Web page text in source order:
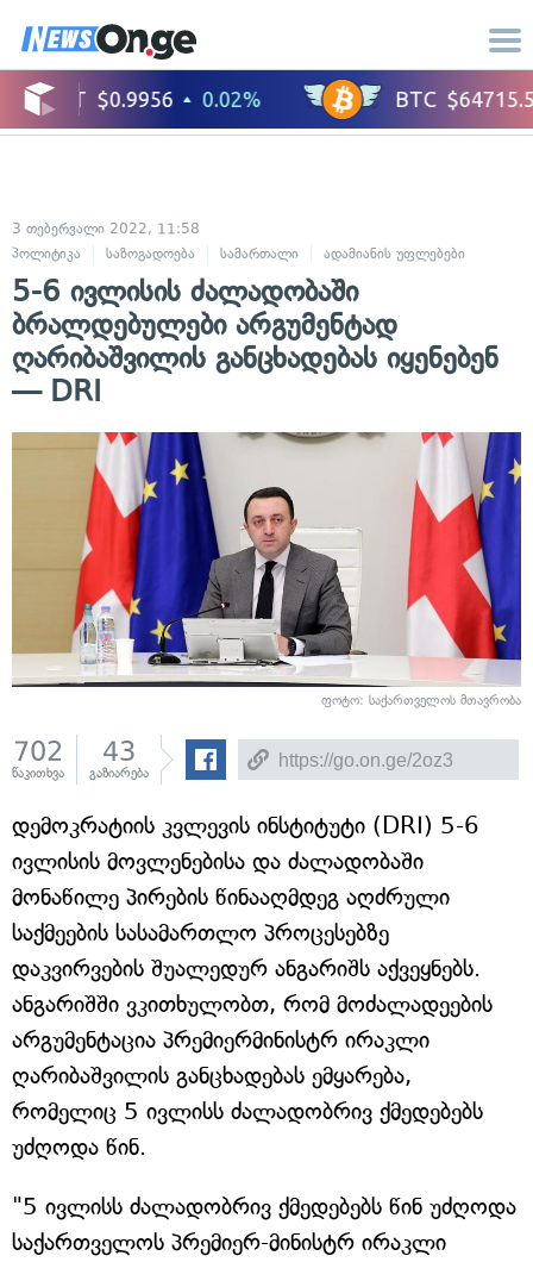
3 თებერვალი 2022, 11:58
პოლიტიკა
საზოგადოება სამართალი ადამიანის უფლებები
5-6 ივლისის ძალადობაში
ბრალდებულები არგუმენტად
ღარიბაშვილის განცხადებას იყენებენ
— DRI
ფოტო: საქართველოს მთავრობა
702
წაკითხვა
43
გაზიარება
დემოკრატიის კვლევის ინსტიტუტი (DRI) 5-6
ივლისის მოვლენებისა და ძალადობაში
მონაწილე პირების წინააღმდეგ აღძრული
საქმეების სასამართლო პროცესებზე
დაკვირვების შუალედურ ანგარიშს აქვეყნებს.
ანგარიშში ვკითხულობთ, რომ მოძალადეების
არგუმენტაცია პრემიერმინისტრ ირაკლი
ღარიბაშვილის განცხადებას ემყარება,
რომელიც 5 ივლისს ძალადობრივ ქმედებებს
უძღოდა წინ.
"5 ივლისს ძალადობრივ ქმედებებს წინ უძღოდა
საქართველოს პრემიერ-მინისტრ ირაკლი